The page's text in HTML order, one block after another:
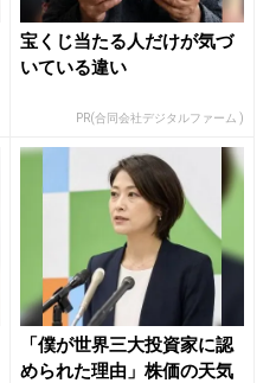
宝くじ当たる人だけが気づ
いている違い
PR(合同会社デジタルファーム )
「僕が世界三大投資家に認
められた理由」株価の天気